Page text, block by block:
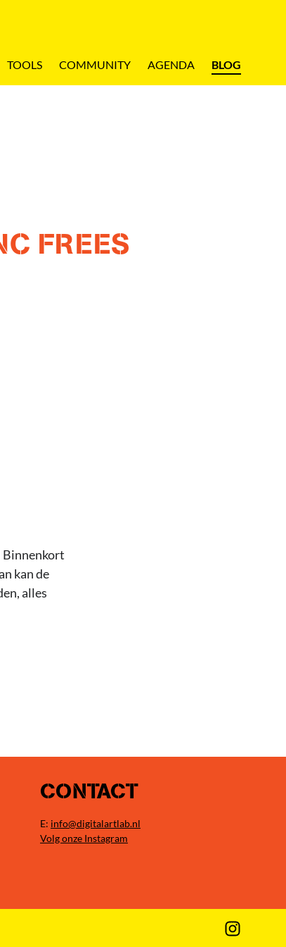
TOOLS COMMUNITY AGENDA BLOG
FREES
Binnenkort
kan de
alles
CONTACT
E: info@digitalartlab.nl
Volg onze Instagram